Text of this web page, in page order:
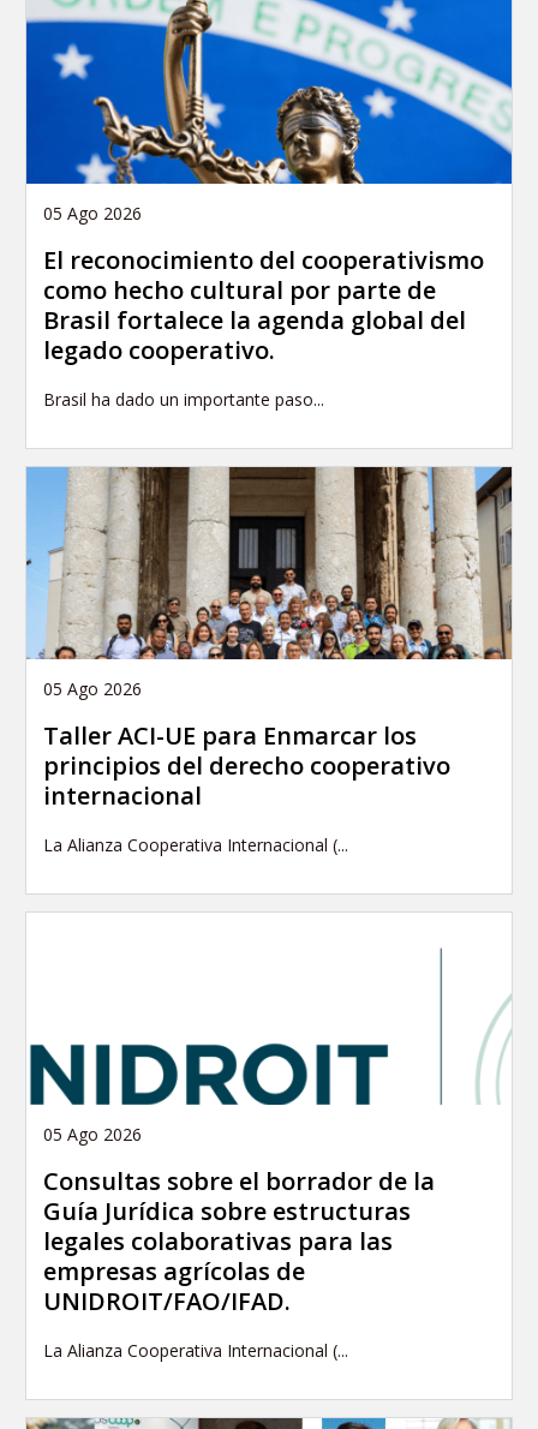
05 Ago 2026
El reconocimiento del cooperativismo
como hecho cultural por parte de
Brasil fortalece la agenda global del
legado cooperativo.
Brasil ha dado un importante paso...
05 Ago 2026
Taller ACI-UE para Enmarcar los
principios del derecho cooperativo
internacional
La Alianza Cooperativa Internacional (...
05 Ago 2026
Consultas sobre el borrador de la
Guía Jurídica sobre estructuras
legales colaborativas para las
empresas agrícolas de
UNIDROIT/FAO/IFAD.
La Alianza Cooperativa Internacional (...